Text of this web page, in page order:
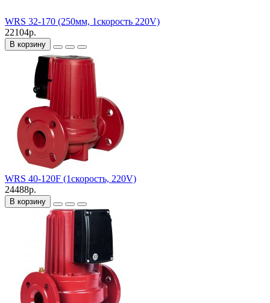
WRS 32-170 (250мм, 1скорость 220V)
22104р.
В корзину
WRS 40-120F (1скорость, 220V)
24488р.
В корзину